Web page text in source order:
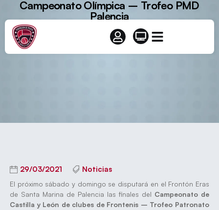
Campeonato Olímpica – Trofeo PMD
Palencia
29/03/2021 Noticias
El próximo sábado y domingo se disputará en el Frontón Eras
de Santa Marina de Palencia las finales del Campeonato de
Castilla y León de clubes de Frontenis – Trofeo Patronato